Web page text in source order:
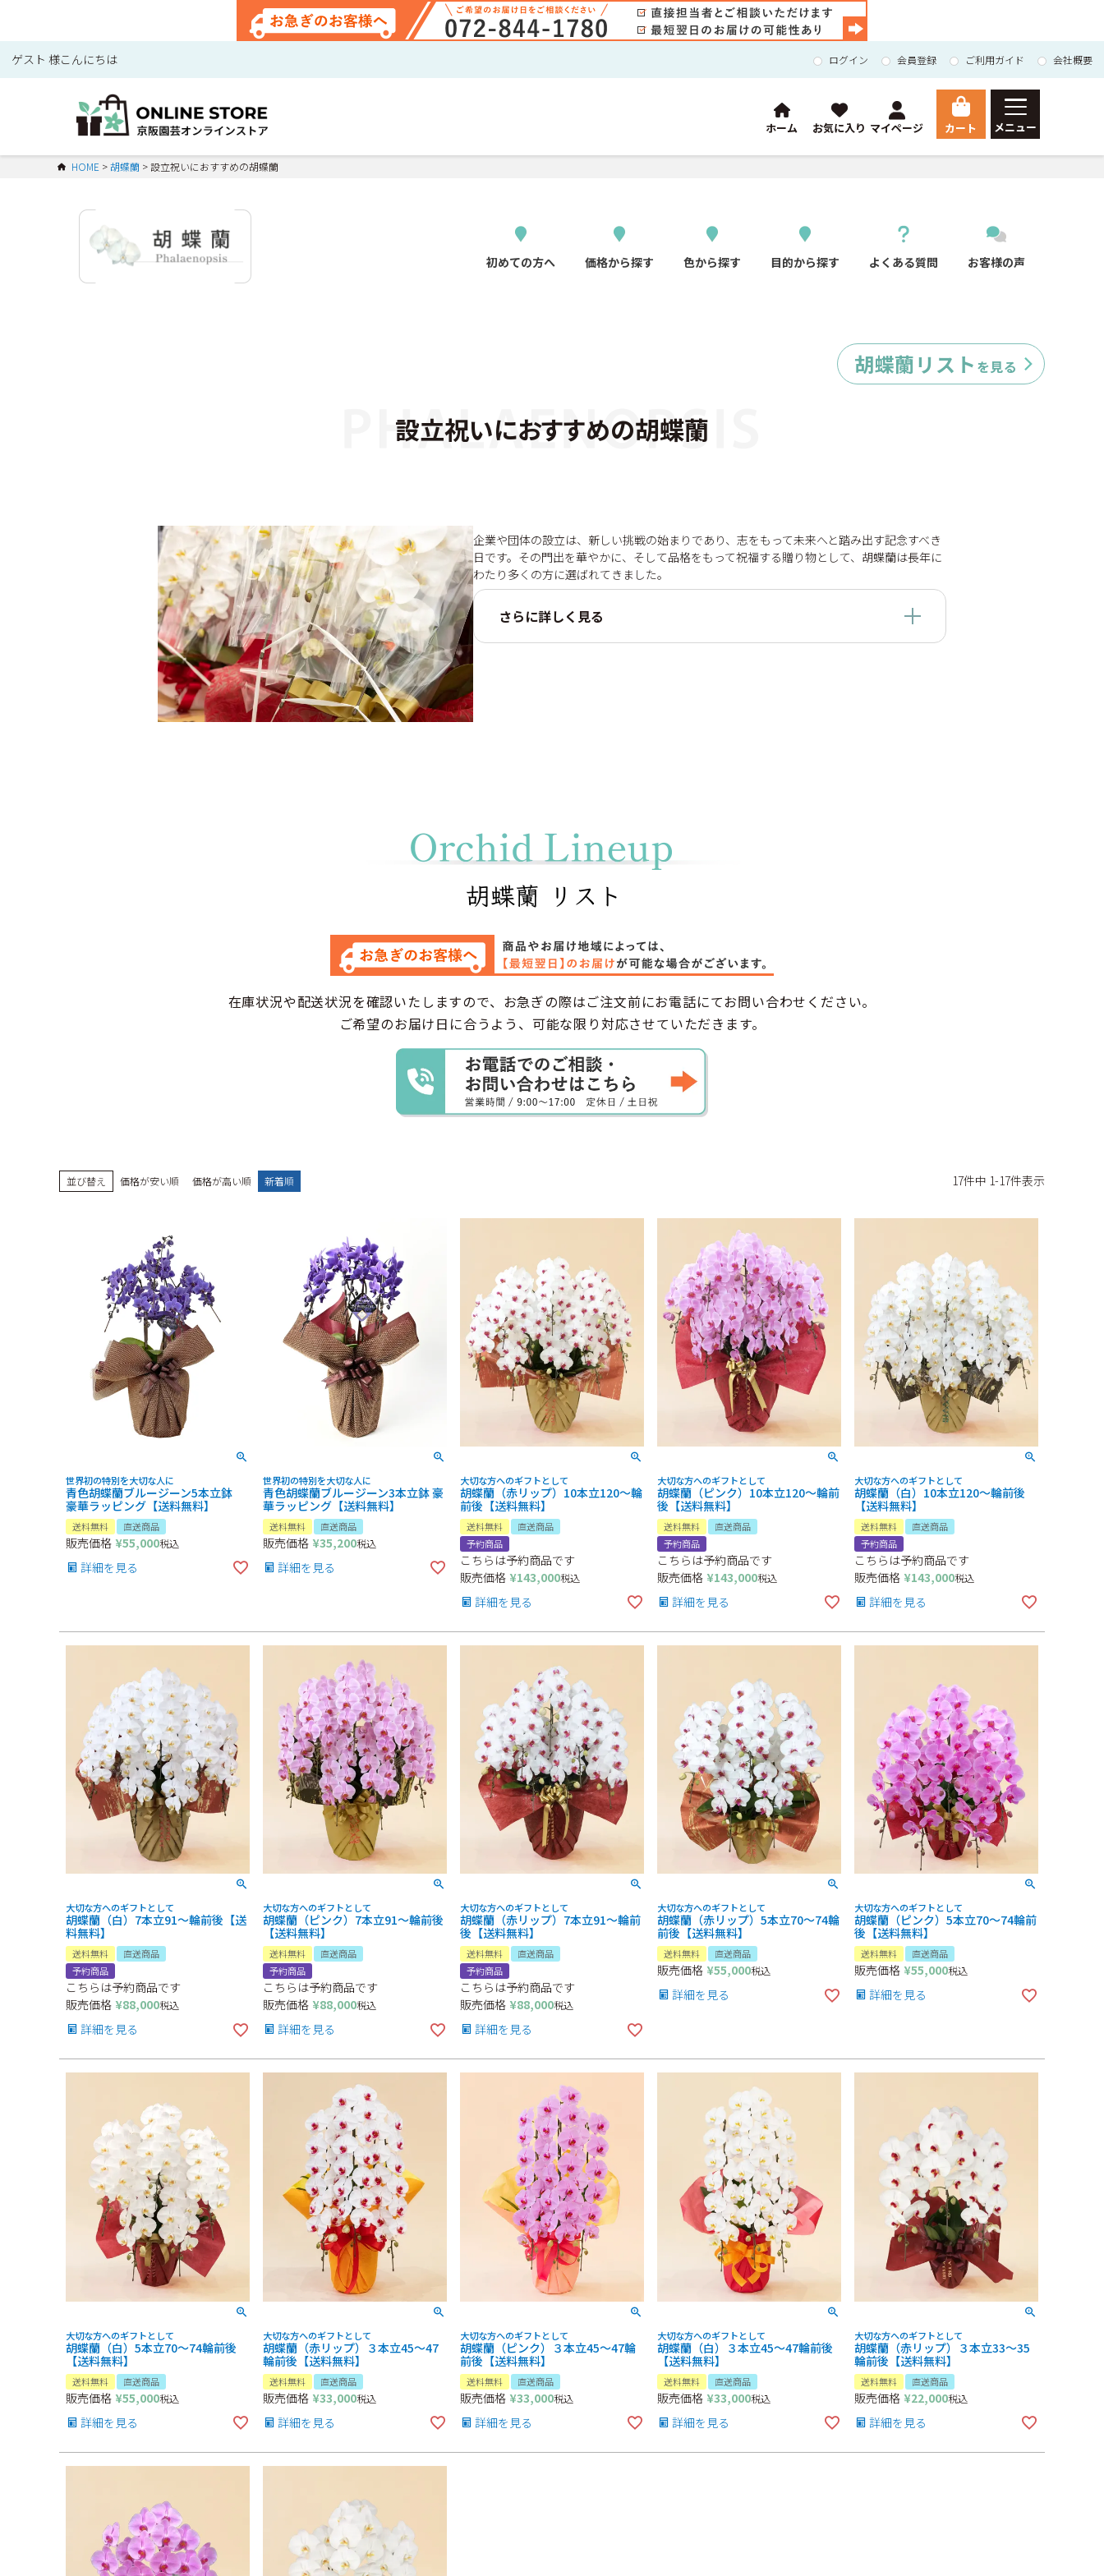
ゲスト 様こんにちは ログイン 会員登録 ご利用ガイド 会社概要
ホーム お気に入り マイページ カート メニュー
マイページ
会社概要
特定商取引法に基づく表示
HOME 胡蝶蘭 設立祝いにおすすめの胡蝶蘭
初めての方へ 価格から探す 色から探す 目的から探す よくある質問 お客様の声
胡蝶蘭リスト を見る
設立祝いにおすすめの胡蝶蘭
企業や団体の設立は、新しい挑戦の始まりであり、志をもって未来へと踏み出す記念すべき
日です。その門出を華やかに、そして品格をもって祝福する贈り物として、胡蝶蘭は長年に
わたり多くの方に選ばれてきました。
さらに詳しく見る
色とデザイン:
記載内容:
デザイン:
在庫状況や配送状況を確認いたしますので、お急ぎの際はご注文前にお電話にてお問い合わせください。
ご希望のお届け日に合うよう、可能な限り対応させていただきます。
並び替え 価格が安い順 価格が高い順 新着順 17件中 1-17件表示
世界初の特別を大切な人に
青色胡蝶蘭ブルージーン5本立鉢
豪華ラッピング【送料無料】
送料無料 直送商品
販売価格 ¥55,000税込
詳細を見る
世界初の特別を大切な人に
青色胡蝶蘭ブルージーン3本立鉢 豪
華ラッピング【送料無料】
送料無料 直送商品
販売価格 ¥35,200税込
詳細を見る
大切な方へのギフトとして
胡蝶蘭（赤リップ）10本立120～輪
前後【送料無料】
送料無料
直送商品
予約商品
こちらは予約商品です
販売価格 ¥143,000税込
詳細を見る
大切な方へのギフトとして
胡蝶蘭（ピンク）10本立120～輪前
後【送料無料】
送料無料
直送商品
予約商品
こちらは予約商品です
販売価格 ¥143,000税込
詳細を見る
大切な方へのギフトとして
胡蝶蘭（白）10本立120～輪前後
【送料無料】
送料無料
直送商品
予約商品
こちらは予約商品です
販売価格 ¥143,000税込
詳細を見る
大切な方へのギフトとして
胡蝶蘭（白）7本立91～輪前後【送
料無料】
送料無料
直送商品
予約商品
こちらは予約商品です
販売価格 ¥88,000税込
詳細を見る
大切な方へのギフトとして
胡蝶蘭（ピンク）7本立91～輪前後
【送料無料】
送料無料
直送商品
予約商品
こちらは予約商品です
販売価格 ¥88,000税込
詳細を見る
大切な方へのギフトとして
胡蝶蘭（赤リップ）7本立91～輪前
後【送料無料】
送料無料
直送商品
予約商品
こちらは予約商品です
販売価格 ¥88,000税込
詳細を見る
大切な方へのギフトとして
胡蝶蘭（赤リップ）5本立70～74輪
前後【送料無料】
送料無料 直送商品
販売価格 ¥55,000税込
詳細を見る
大切な方へのギフトとして
胡蝶蘭（ピンク）5本立70～74輪前
後【送料無料】
送料無料 直送商品
販売価格 ¥55,000税込
詳細を見る
大切な方へのギフトとして
胡蝶蘭（白）5本立70～74輪前後
【送料無料】
送料無料 直送商品
販売価格 ¥55,000税込
詳細を見る
大切な方へのギフトとして
胡蝶蘭（赤リップ）３本立45～47
輪前後【送料無料】
送料無料 直送商品
販売価格 ¥33,000税込
詳細を見る
大切な方へのギフトとして
胡蝶蘭（ピンク）３本立45～47輪
前後【送料無料】
送料無料 直送商品
販売価格 ¥33,000税込
詳細を見る
大切な方へのギフトとして
胡蝶蘭（白）３本立45～47輪前後
【送料無料】
送料無料 直送商品
販売価格 ¥33,000税込
詳細を見る
大切な方へのギフトとして
胡蝶蘭（赤リップ）３本立33～35
輪前後【送料無料】
送料無料 直送商品
販売価格 ¥22,000税込
詳細を見る